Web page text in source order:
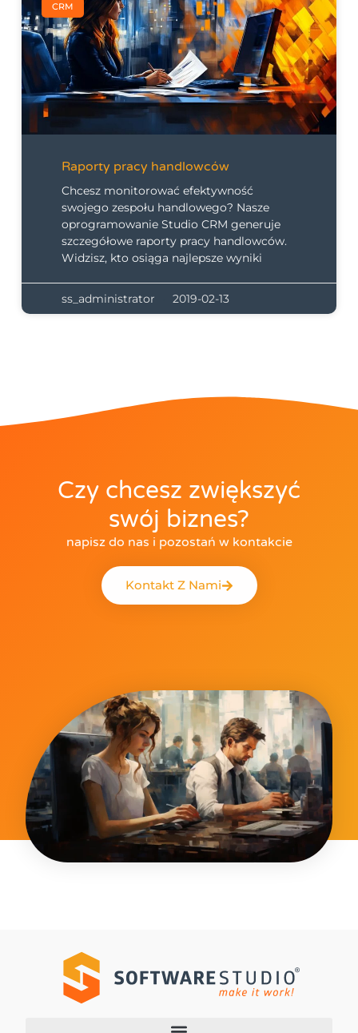
CRM
Raporty pracy handlowców
Chcesz monitorować efektywność
swojego zespołu handlowego? Nasze
oprogramowanie Studio CRM generuje
szczegółowe raporty pracy handlowców.
Widzisz, kto osiąga najlepsze wyniki
ss_administrator 2019-02-13
Czy chcesz zwiększyć
swój biznes?
napisz do nas i pozostań w kontakcie
Kontakt Z Nami